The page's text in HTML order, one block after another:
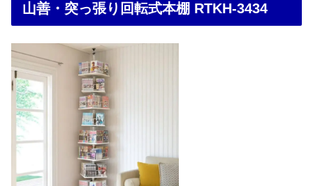
山善・突っ張り回転式本棚 RTKH-3434